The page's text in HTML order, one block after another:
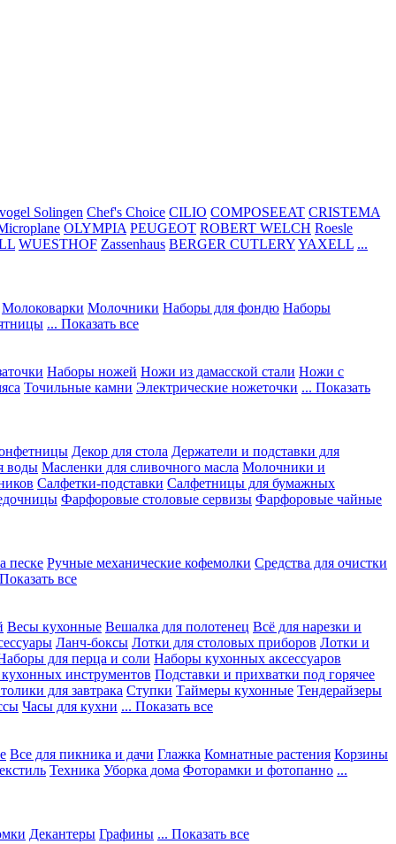
Solingen Chef's Choice CILIO COMPOSEEAT CRISTEMA
OLYMPIA PEUGEOT ROBERT WELCH Roesle
WUESTHOF Zassenhaus BERGER CUTLERYYAXELL ...
Молоковарки Молочники Наборы для фондю Наборы
... Показать все
Наборы ножей Ножи из дамасской стали Ножи с
Точильные камни Электрические ножеточки ... Показать
Декор для стола Держатели и подставки для
воды Масленки для сливочного масла Молочники и
Салфетки-подставки Салфетницы для бумажных
Фарфоровые столовые сервизы Фарфоровые чайные
песке Ручные механические кофемолки Средства для очистки
все
Весы кухонные Вешалка для полотенец Всё для нарезки и
Ланч-боксы Лотки для столовых приборов Лотки и
для перца и соли Наборы кухонных аксессуаров
инструментов Подставки и прихватки под горячее
для завтрака Ступки Таймеры кухонные Тендерайзеры
Часы для кухни ... Показать все
Все для пикника и дачи Глажка Комнатные растения Корзины
Техника Уборка дома Фоторамки и фотопанно ...
Декантеры Графины ... Показать все